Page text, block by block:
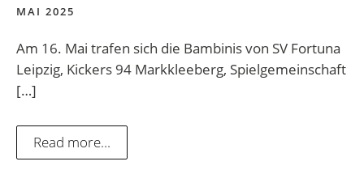
MAI 2025
Am 16. Mai trafen sich die Bambinis von SV Fortuna
Leipzig, Kickers 94 Markkleeberg, Spielgemeinschaft
[…]
Read more...